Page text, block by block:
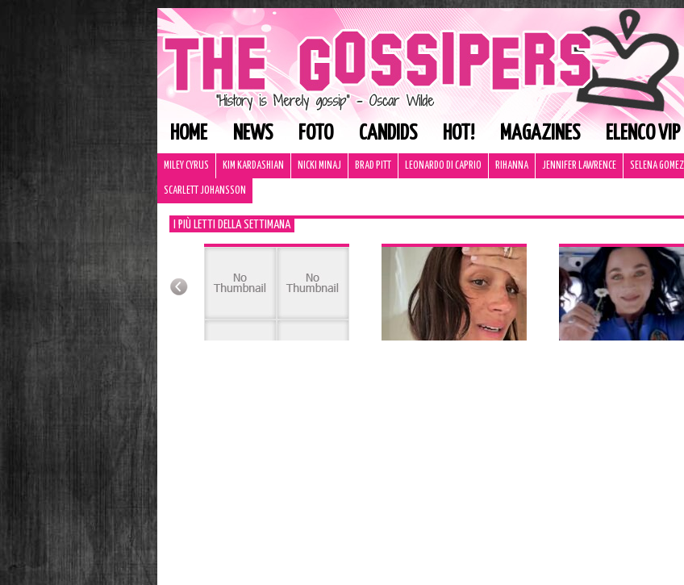
HOME NEWS FOTO CANDIDS HOT! MAGAZINES ELENCO VIP
MILEY CYRUS KIM KARDASHIAN NICKI MINAJ BRAD PITT LEONARDO DI CAPRIO RIHANNA JENNIFER LAWRENCE SELENA GOMEZ
SCARLETT JOHANSSON
I PIÙ LETTI DELLA SETTIMANA